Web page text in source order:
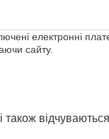
електронні
сайту.
також